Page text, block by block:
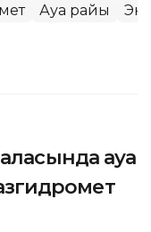
Ауа райы
ауа